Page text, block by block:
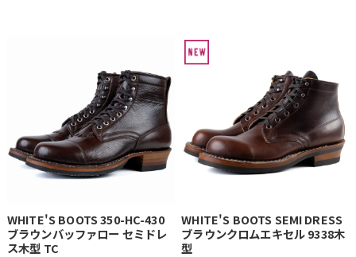
WHITE'S BOOTS 350-HC-430
ブラウンバッファロー セミドレ
ス木型 TC
WHITE'S BOOTS SEMI DRESS
ブラウンクロムエキセル 9338木
型